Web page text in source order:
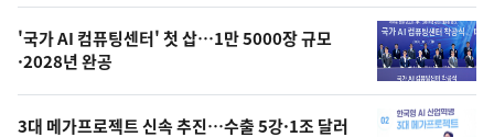
오
의
'국가 AI 컴퓨팅센터' 첫 삽…1만 5000장 규모
·2028년 완공
3대 메가프로젝트 신속 추진…수출 5강·1조 달러